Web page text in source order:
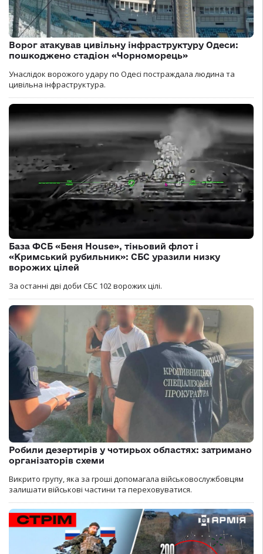
Ворог атакував цивільну інфраструктуру Одеси:
пошкоджено стадіон «Чорноморець»
Унаслідок ворожого удару по Одесі постраждала людина та
цивільна інфраструктура.
База ФСБ «Беня House», тіньовий флот і
«Кримський рубильник»: СБС уразили низку
ворожих цілей
За останні дві доби СБС 102 ворожих цілі.
Робили дезертирів у чотирьох областях: затримано
організаторів схеми
Викрито групу, яка за гроші допомагала військовослужбовцям
залишати військові частини та переховуватися.